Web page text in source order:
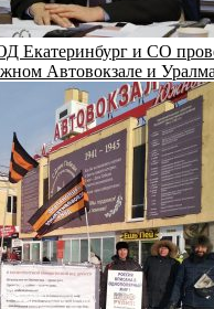
Екатеринбург и СО
Автовокзале и